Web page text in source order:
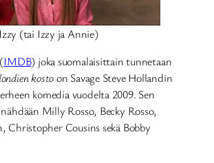
(tai Izzy ja Annie)
(IMDB) joka suomalaisittain tunnetaan
kostoon Savage Steve Hollandin
komedia vuodelta 2009. Sen
nähdään Milly Rosso, Becky Rosso,
Christopher Cousins sekä Bobby